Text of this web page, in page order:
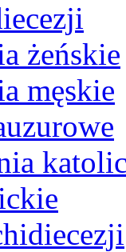
żeńskie
męskie